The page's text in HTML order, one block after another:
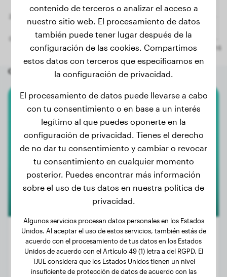
Otros perros aleatorios
Bullmastiff
Bob
Peso:
30 kg
Edad:
2 años, 10 meses
contenido de terceros o analizar el acceso a
nuestro sitio web. El procesamiento de datos
también puede tener lugar después de la
configuración de las cookies. Compartimos
estos datos con terceros que especificamos en
la configuración de privacidad.
El procesamiento de datos puede llevarse a cabo
con tu consentimiento o en base a un interés
legítimo al que puedes oponerte en la
configuración de privacidad. Tienes el derecho
de no dar tu consentimiento y cambiar o revocar
tu consentimiento en cualquier momento
posterior. Puedes encontrar más información
sobre el uso de tus datos en nuestra política de
privacidad.
Algunos servicios procesan datos personales en los Estados
Unidos. Al aceptar el uso de estos servicios, también estás de
acuerdo con el procesamiento de tus datos en los Estados
Unidos de acuerdo con el Artículo 49 (1) letra a del RGPD. El
TJUE considera que los Estados Unidos tienen un nivel
insuficiente de protección de datos de acuerdo con las